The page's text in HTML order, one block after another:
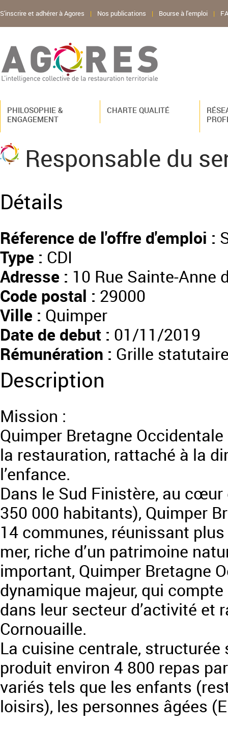
S'inscrire et adhérer à Agores | Nos publications | Bourse à l'emploi |
PHILOSOPHIE &
ENGAGEMENT
CHARTE QUALITÉ
Responsable du
Détails
Réference de l'offre d'emploi :
Type : CDI
Adresse : 10 Rue Sainte-Anne
Code postal : 29000
Ville : Quimper
Date de debut : 01/11/2019
Rémunération : Grille
Description
Mission :
Quimper Bretagne
la restauration, rattaché à la
l’enfance.
Dans le Sud Finistère, au
350 000 habitants), Quimper
14 communes, réunissant
mer, riche d’un patrimoine
important, Quimper Bretagne
dynamique majeur, qui
dans leur secteur d’activité et
Cornouaille.
La cuisine centrale,
produit environ 4 800 repas
variés tels que les enfants
loisirs), les personnes âgées